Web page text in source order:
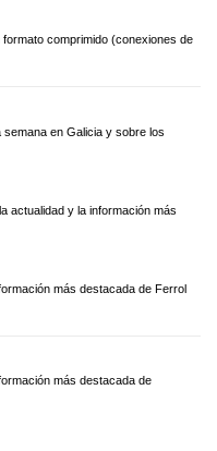
comprimido (conexiones de
en Galicia y sobre los
actualidad y la información más
más destacada de Ferrol
más destacada de